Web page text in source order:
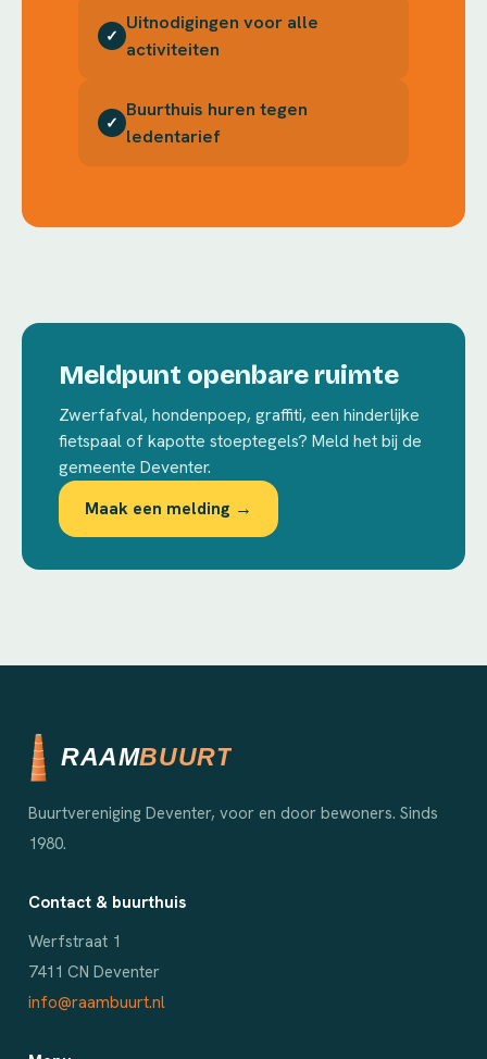
✓
Uitnodigingen voor alle
activiteiten
✓
Buurthuis huren tegen
ledentarief
Meldpunt openbare ruimte
Zwerfafval, hondenpoep, graffiti, een hinderlijke
fietspaal of kapotte stoeptegels? Meld het bij de
gemeente Deventer.
Maak een melding →
Buurtvereniging Deventer, voor en door bewoners. Sinds
1980.
Contact & buurthuis
Werfstraat 1
7411 CN Deventer
info@raambuurt.nl